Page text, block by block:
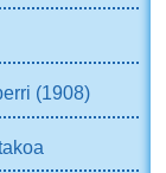
(1908)